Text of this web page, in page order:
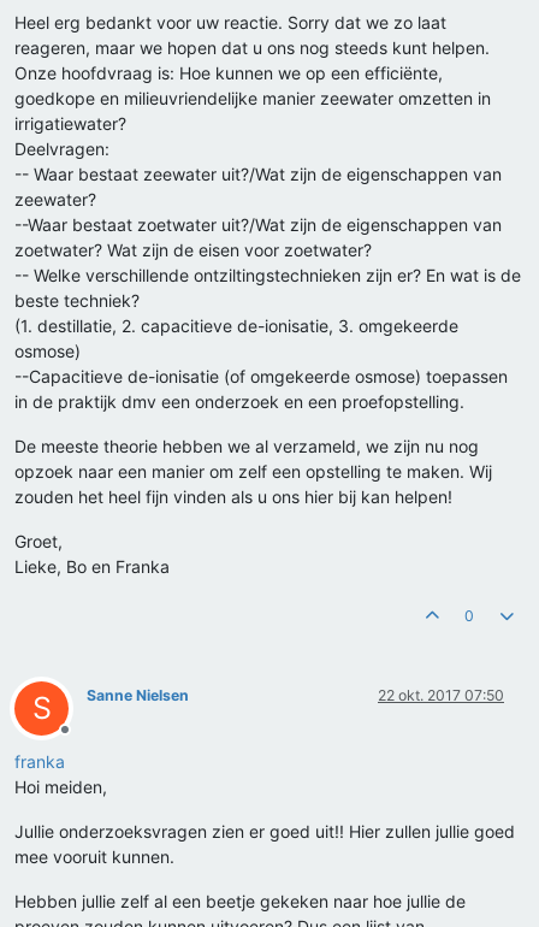
Heel erg bedankt voor uw reactie. Sorry dat we zo laat
reageren, maar we hopen dat u ons nog steeds kunt helpen.
Onze hoofdvraag is: Hoe kunnen we op een efficiënte,
goedkope en milieuvriendelijke manier zeewater omzetten in
irrigatiewater?
Deelvragen:
-- Waar bestaat zeewater uit?/Wat zijn de eigenschappen van
zeewater?
--Waar bestaat zoetwater uit?/Wat zijn de eigenschappen van
zoetwater? Wat zijn de eisen voor zoetwater?
-- Welke verschillende ontziltingstechnieken zijn er? En wat is de
beste techniek?
(1. destillatie, 2. capacitieve de-ionisatie, 3. omgekeerde
osmose)
--Capacitieve de-ionisatie (of omgekeerde osmose) toepassen
in de praktijk dmv een onderzoek en een proefopstelling.
De meeste theorie hebben we al verzameld, we zijn nu nog
opzoek naar een manier om zelf een opstelling te maken. Wij
zouden het heel fijn vinden als u ons hier bij kan helpen!
Groet,
Lieke, Bo en Franka
0
S
Offline
Sanne Nielsen 22 okt. 2017 07:50
franka
Hoi meiden,
Jullie onderzoeksvragen zien er goed uit!! Hier zullen jullie goed
mee vooruit kunnen.
Hebben jullie zelf al een beetje gekeken naar hoe jullie de